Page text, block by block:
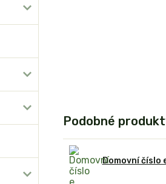
Podobné
Domovní číslo